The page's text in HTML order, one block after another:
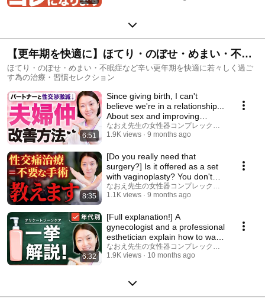
【更年期を快適に】ほてり・のぼせ・めまい・不眠
症など辛い更年期を快適に若々しく過ごす為の治
療・習慣セレクション
ほてり・のぼせ・めまい・不眠症など辛い更年期を快適に若々しく過ご
す為の治療・習慣セレクション
6:51
Since giving birth, I can't
believe we're in a relationship...
About sex and improving
relationships
なおえ先生の女性器コンプレックス相談室
1.9K views
9 months ago
8:35
[Do you really need that
surgery?] Is it offered as a set
with vaginoplasty? You don't
actually n...
なおえ先生の女性器コンプレックス相談室
1.1K views
9 months ago
6:32
[Full explanation!] A
gynecologist and a professional
esthetician explain how to wash
and care fo...
なおえ先生の女性器コンプレックス相談室
1.9K views
10 months ago